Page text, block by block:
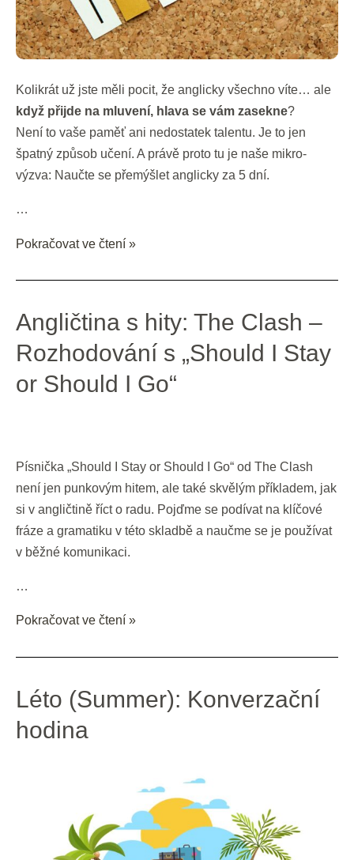
Kolikrát už jste měli pocit, že anglicky všechno víte… ale
když přijde na mluvení, hlava se vám zasekne?
Není to vaše paměť ani nedostatek talentu. Je to jen
špatný způsob učení. A právě proto tu je naše mikro-
výzva: Naučte se přemýšlet anglicky za 5 dní.
…
angličtině
Pokračovat ve čtení »
Angličtina s hity: The Clash –
Rozhodování s „Should I Stay
or Should I Go“
Písnička „Should I Stay or Should I Go“ od The Clash
není jen punkovým hitem, ale také skvělým příkladem, jak
si v angličtině říct o radu. Pojďme se podívat na klíčové
fráze a gramatiku v této skladbě a naučme se je používat
v běžné komunikaci.​
…
Angličtina
hity:
The
s
„Should
I
Stay
or
I
Go“
Pokračovat ve čtení »
Léto (Summer): Konverzační
hodina
Léto
(Summer):
Konverzační